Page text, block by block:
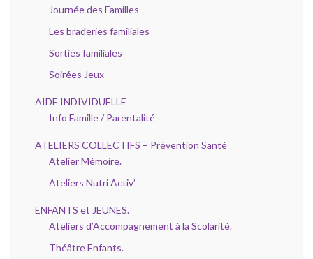
Journée des Familles
Les braderies familiales
Sorties familiales
Soirées Jeux
AIDE INDIVIDUELLE
Info Famille / Parentalité
ATELIERS COLLECTIFS – Prévention Santé
Atelier Mémoire.
Ateliers Nutri Activ’
ENFANTS et JEUNES.
Ateliers d’Accompagnement à la Scolarité.
Théâtre Enfants.